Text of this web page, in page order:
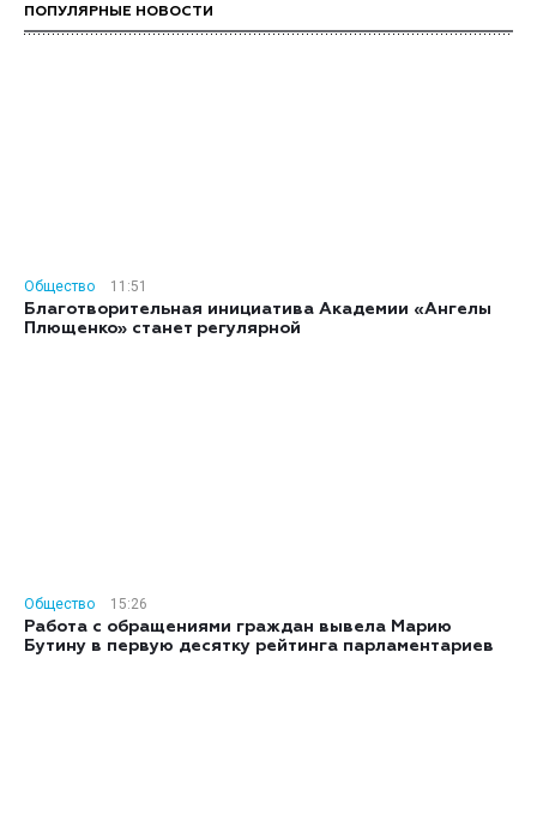
ПОПУЛЯРНЫЕ НОВОСТИ
Общество
11:51
Благотворительная инициатива Академии «Ангелы
Плющенко» станет регулярной
Общество
15:26
Работа с обращениями граждан вывела Марию
Бутину в первую десятку рейтинга парламентариев